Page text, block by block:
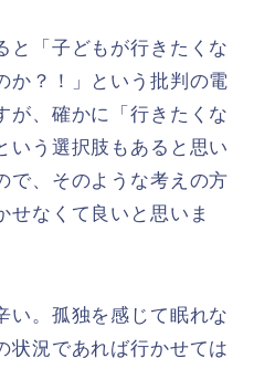
と「子どもが行きたくな
か？！」という批判の電
が、確かに「行きたくな
いう選択肢もあると思い
で、そのような考えの方
せなくて良いと思いま
い。孤独を感じて眠れな
状況であれば行かせては